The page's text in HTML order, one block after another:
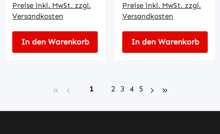
Preise inkl. MwSt. zzgl.
Versandkosten
In den Warenkorb
Preise inkl. MwSt. zzgl.
Versandkosten
In den Warenkorb
Seite
1 Seite
2 Seite
3 Seite
4 Seite
5